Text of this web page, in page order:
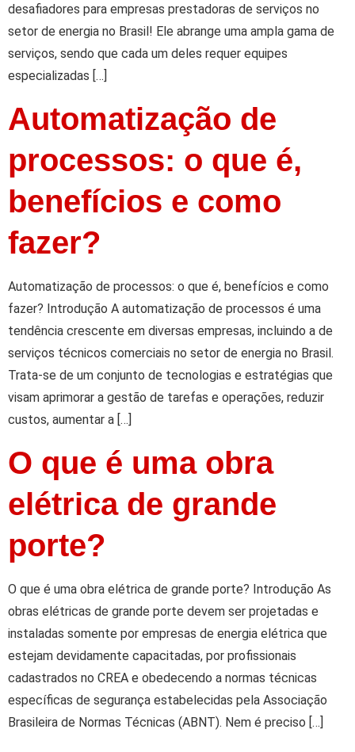
desafiadores para empresas prestadoras de serviços no
setor de energia no Brasil! Ele abrange uma ampla gama de
serviços, sendo que cada um deles requer equipes
especializadas […]
Automatização de
processos: o que é,
benefícios e como
fazer?
Automatização de processos: o que é, benefícios e como
fazer? Introdução A automatização de processos é uma
tendência crescente em diversas empresas, incluindo a de
serviços técnicos comerciais no setor de energia no Brasil.
Trata-se de um conjunto de tecnologias e estratégias que
visam aprimorar a gestão de tarefas e operações, reduzir
custos, aumentar a […]
O que é uma obra
elétrica de grande
porte?
O que é uma obra elétrica de grande porte? Introdução As
obras elétricas de grande porte devem ser projetadas e
instaladas somente por empresas de energia elétrica que
estejam devidamente capacitadas, por profissionais
cadastrados no CREA e obedecendo a normas técnicas
específicas de segurança estabelecidas pela Associação
Brasileira de Normas Técnicas (ABNT). Nem é preciso […]